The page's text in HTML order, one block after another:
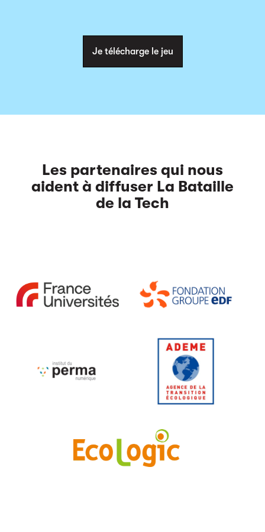
Je télécharge le jeu
Les partenaires qui nous
aident à diffuser La Bataille
de la Tech